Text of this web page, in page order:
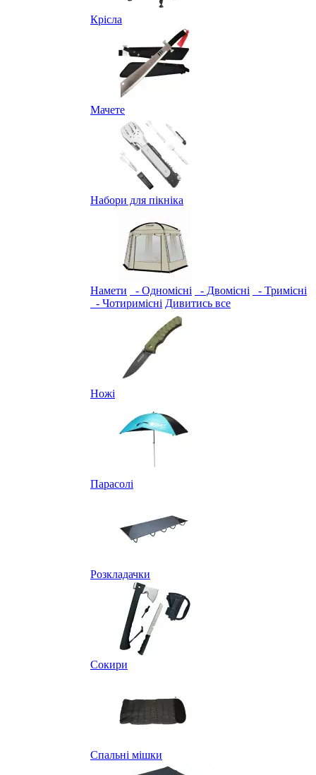
Крісла
Мачете
Набори для пікніка
Намети - Одномісні - Двомісні
- Тримісні
- Чотиримісні Дивитись все
Ножі
Парасолі
Розкладачки
Сокири
Спальні мішки